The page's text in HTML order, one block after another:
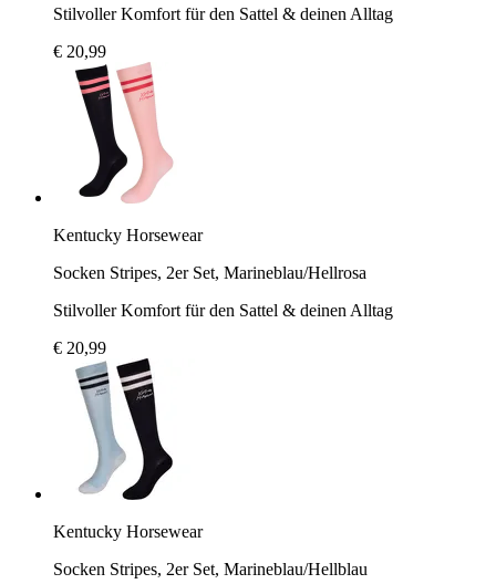
Stilvoller Komfort für den Sattel & deinen Alltag
€ 20,99
Kentucky Horsewear
Socken Stripes, 2er Set, Marineblau/Hellrosa
Stilvoller Komfort für den Sattel & deinen Alltag
€ 20,99
Kentucky Horsewear
Socken Stripes, 2er Set, Marineblau/Hellblau